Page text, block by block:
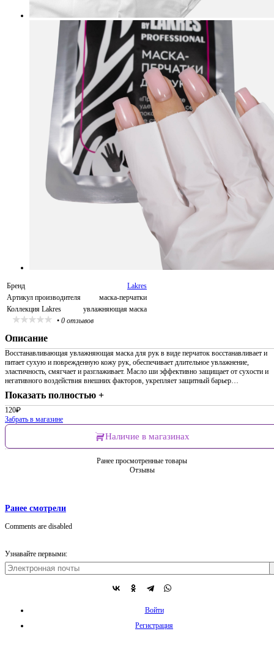
Бренд
Lakres
Артикул производителя
маска-перчатки
Коллекция Lakres
увлажняющая маска
• 0 отзывов
Описание
Восстанавливающая увлажняющая маска для рук в виде перчаток восстанавливает и
питает сухую и поврежденную кожу рук, обеспечивает длительное увлажнение,
эластичность, смягчает и разглаживает. Масло ши эффективно защищает от сухости и
негативного воздействия внешних факторов, укрепляет защитный барьер…
Показать полностью +
120₽
Забрать в магазине
Наличие в магазинах
Ранее просмотренные товары
Отзывы
Ранее смотрели
Comments are disabled
Узнавайте первыми:
Войти
Регистрация